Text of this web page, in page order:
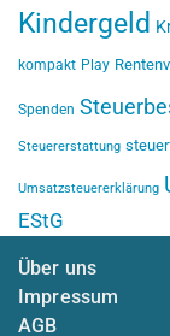
Kindergeld
kompakt Play
Spenden
Steuererstattung
Umsatzsteuererklärung
EStG
Über uns
Impressum
AGB